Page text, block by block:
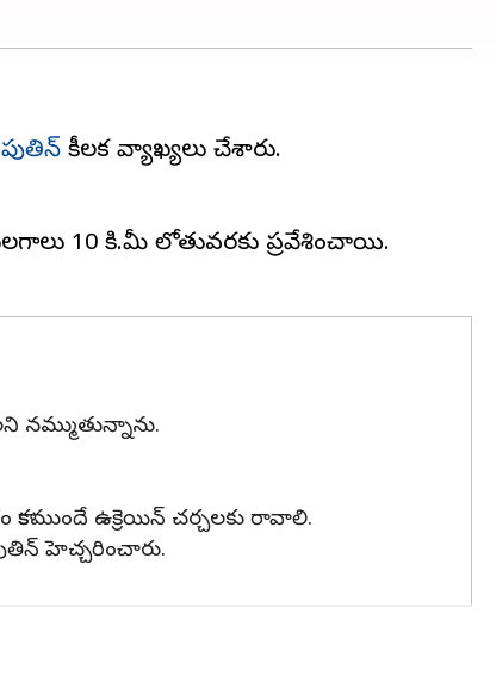
కీలక వ్యాఖ్యలు చేశారు.
10 కి.మీ లోతువరకు ప్రవేశించాయి.
నమ్ముతున్నాను.
ఉక్రెయిన్ చర్చలకు రావాలి.
హెచ్చరించారు.